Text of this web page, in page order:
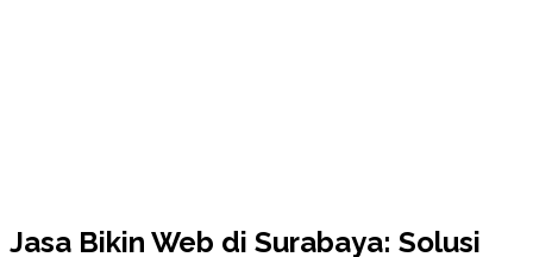
Jasa Bikin Web di Surabaya: Solusi